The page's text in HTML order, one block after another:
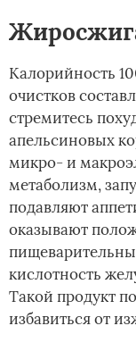
Калорийность
очистков
стремитесь
апельсиновых
микро- и
метаболизм,
подавляют
оказывают
кислотность
Такой продукт
избавиться от